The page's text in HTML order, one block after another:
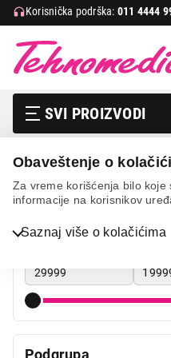
Obaveštenje o
Za vreme korišćenja bilo
informacije na korisnikov
Saznaj više o kolačićima
Korisnička podrška: 011 4444
SVI PROIZVODI
Bela tehnika
TV, audio, video i foto
IT & Gaming
Bela tehnika
Cena
Podgrupa